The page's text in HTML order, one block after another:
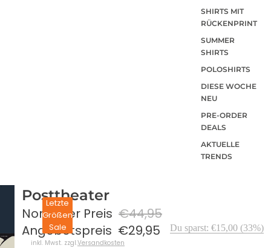
SHIRTS MIT
RÜCKENPRINT
SUMMER
SHIRTS
POLOSHIRTS
DIESE WOCHE
NEU
PRE-ORDER
DEALS
AKTUELLE
TRENDS
Letzte
Größen
Sale
Posttheater
Normaler Preis €44,95
Angebotspreis €29,95
inkl. Mwst. zzgl.Versandkosten
Du sparst: €15,00 (33%)